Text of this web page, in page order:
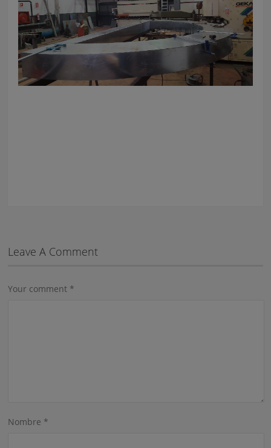
Leave A Comment
Your comment *
Nombre *